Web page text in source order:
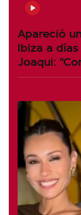
Apareció
Ibiza a
Joaqui: